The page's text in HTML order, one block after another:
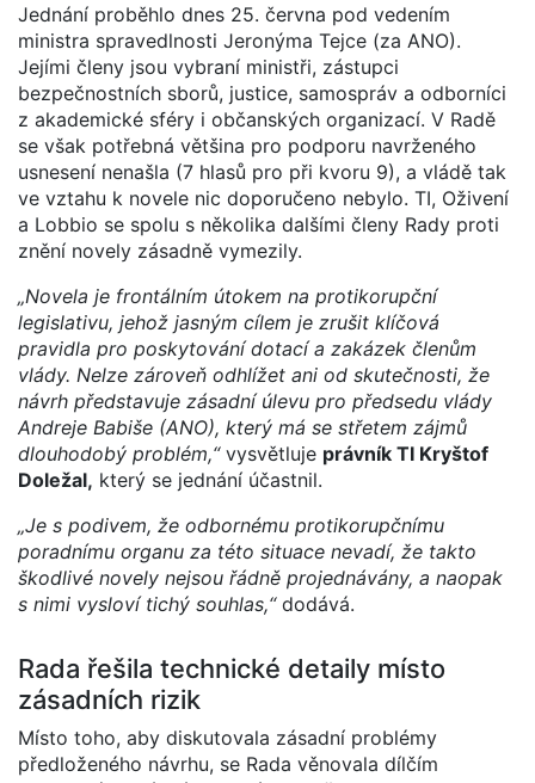
Jednání proběhlo dnes 25. června pod vedením
ministra spravedlnosti Jeronýma Tejce (za ANO).
Jejími členy jsou vybraní ministři, zástupci
bezpečnostních sborů, justice, samospráv a odborníci
z akademické sféry i občanských organizací. V Radě
se však potřebná většina pro podporu navrženého
usnesení nenašla (7 hlasů pro při kvoru 9), a vládě tak
ve vztahu k novele nic doporučeno nebylo. TI, Oživení
a Lobbio se spolu s několika dalšími členy Rady proti
znění novely zásadně vymezily.
„Novela je frontálním útokem na protikorupční
legislativu, jehož jasným cílem je zrušit klíčová
pravidla pro poskytování dotací a zakázek členům
vlády. Nelze zároveň odhlížet ani od skutečnosti, že
návrh představuje zásadní úlevu pro předsedu vlády
Andreje Babiše (ANO), který má se střetem zájmů
dlouhodobý problém,“vysvětluje právník TI Kryštof
Doležal, který se jednání účastnil.
„Je s podivem, že odbornému protikorupčnímu
poradnímu organu za této situace nevadí, že takto
škodlivé novely nejsou řádně projednávány, a naopak
s nimi vysloví tichý souhlas,“dodává.
Rada řešila technické detaily místo
zásadních rizik
Místo toho, aby diskutovala zásadní problémy
předloženého návrhu, se Rada věnovala dílčím